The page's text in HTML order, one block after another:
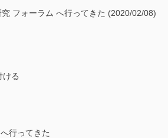
フォーラム へ行ってきた (2020/02/08)
ける
行ってきた